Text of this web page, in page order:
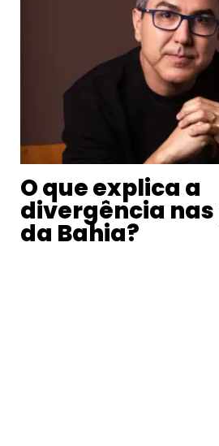
O que explica a
divergência
da Bahia?